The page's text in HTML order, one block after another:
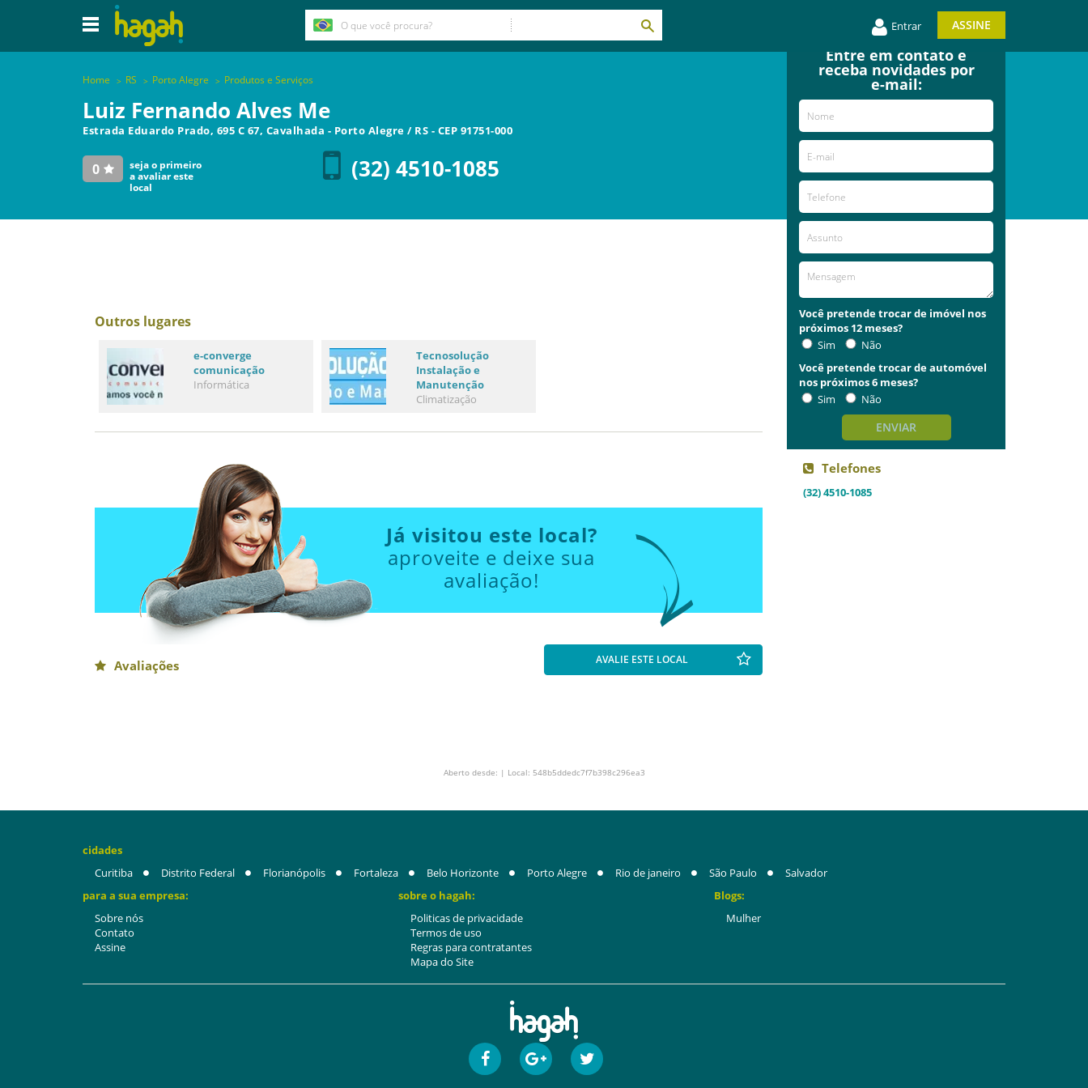
Entrar ASSINE
Home RS Porto Alegre Produtos e Serviços
Luiz Fernando Alves Me
Estrada Eduardo Prado, 695 C 67, Cavalhada - Porto Alegre / RS - CEP 91751-000
0
seja o primeiro
a avaliar este
local
(32) 4510-1085
Outros lugares
e-converge
comunicação
Informática
Tecnosolução
Instalação e
Manutenção
Climatização
Já visitou este local?
aproveite e deixe sua
avaliação!
Avaliações AVALIE ESTE LOCAL
Entre em contato e
receba novidades por
e-mail:
Você pretende trocar de imóvel nos
próximos 12 meses?
Sim
Não
Você pretende trocar de automóvel
nos próximos 6 meses?
Sim
Não
ENVIAR
Telefones
(32) 4510-1085
Aberto desde: | Local: 548b5ddedc7f7b398c296ea3
cidades
Curitiba
Distrito Federal Florianópolis Fortaleza Belo Horizonte Porto Alegre Rio de janeiro São Paulo
Salvador
para a sua empresa:
Sobre nós
Contato
Assine
sobre o hagah:
Politicas de privacidade
Termos de uso
Regras para contratantes
Mapa do Site
Blogs:
Mulher